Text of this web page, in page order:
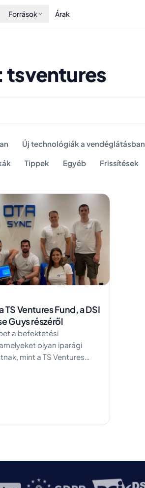
Források Árak
tsventures
Új technológiák a vendéglátásban
Tippek Egyéb Frissítések
Ventures Fund, a DSI
Guys részéről
a befektetési
olyan iparági
mint a TS Ventures
és a Wise Guys.